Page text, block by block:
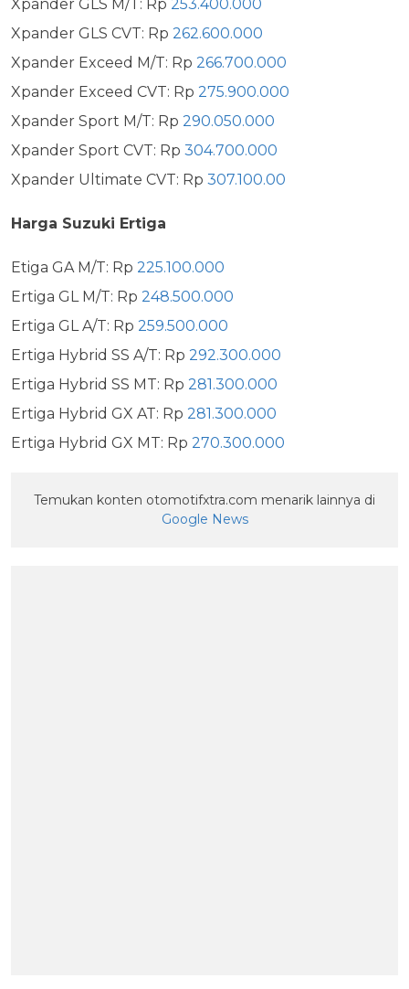
Xpander GLS M/T: Rp 253.400.000
Xpander GLS CVT: Rp 262.600.000
Xpander Exceed M/T: Rp 266.700.000
Xpander Exceed CVT: Rp 275.900.000
Xpander Sport M/T: Rp 290.050.000
Xpander Sport CVT: Rp 304.700.000
Xpander Ultimate CVT: Rp 307.100.00
Harga Suzuki Ertiga
Etiga GA M/T: Rp 225.100.000
Ertiga GL M/T: Rp 248.500.000
Ertiga GL A/T: Rp 259.500.000
Ertiga Hybrid SS A/T: Rp 292.300.000
Ertiga Hybrid SS MT: Rp 281.300.000
Ertiga Hybrid GX AT: Rp 281.300.000
Ertiga Hybrid GX MT: Rp 270.300.000
Temukan konten otomotifxtra.com menarik lainnya di
Google News